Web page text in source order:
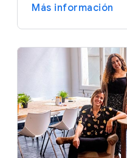
Más información